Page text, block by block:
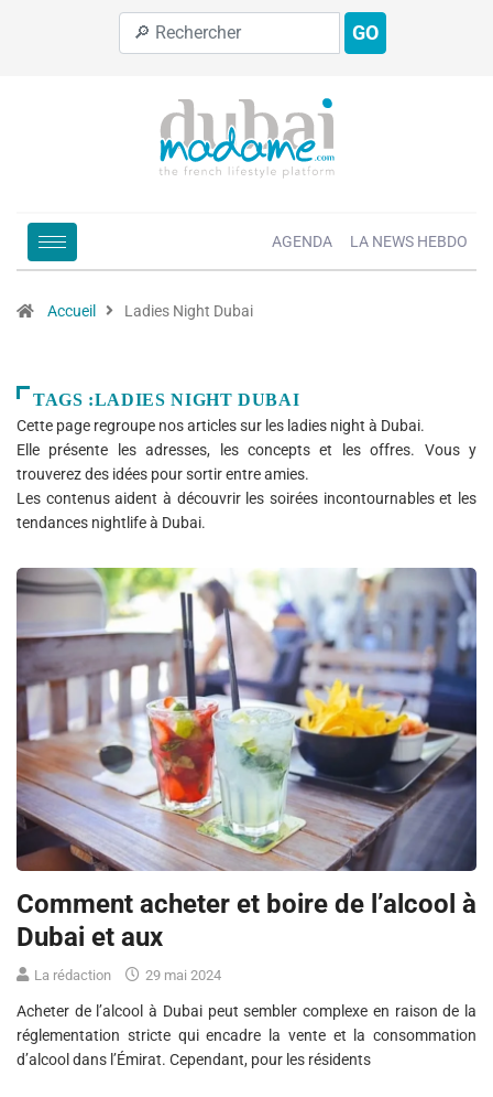
GO
AGENDA LA NEWS HEBDO
Accueil Ladies Night Dubai
TAGS :LADIES NIGHT DUBAI
Cette page regroupe nos articles sur les ladies night à Dubai.
Elle présente les adresses, les concepts et les offres. Vous y
trouverez des idées pour sortir entre amies.
Les contenus aident à découvrir les soirées incontournables et les
tendances nightlife à Dubai.
Comment acheter et boire de l’alcool à
Dubai et aux
La rédaction 29 mai 2024
Acheter de l’alcool à Dubai peut sembler complexe en raison de la
réglementation stricte qui encadre la vente et la consommation
d’alcool dans l’Émirat. Cependant, pour les résidents